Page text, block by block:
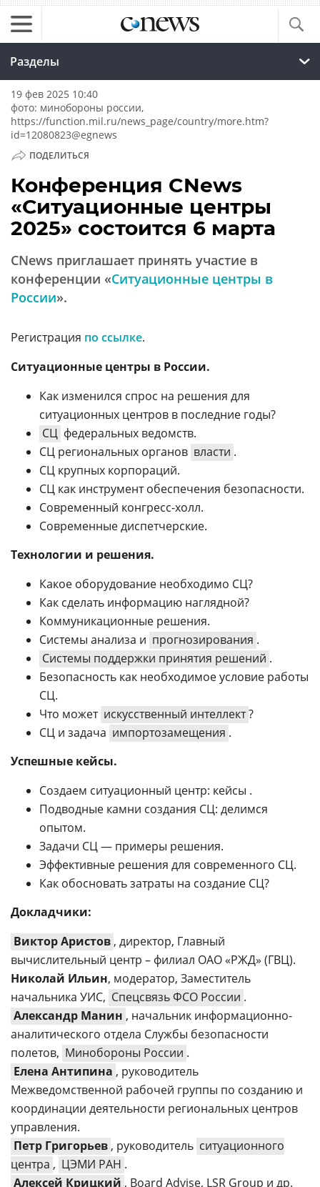
Разделы
19 фев 2025 10:40
фото: минобороны россии,
https://function.mil.ru/news_page/country/more.htm?
id=12080823@egnews
ПОДЕЛИТЬСЯ
Конференция CNews
«Ситуационные центры
2025» состоится 6 марта
CNews приглашает принять участие в
конференции «Ситуационные центры в
России».
Регистрация по ссылке.
Ситуационные центры в России.
Как изменился спрос на решения для
ситуационных центров в последние годы?
СЦ федеральных ведомств.
СЦ региональных органов власти .
СЦ крупных корпораций.
СЦ как инструмент обеспечения безопасности.
Современный конгресс-холл.
Современные диспетчерские.
Технологии и решения.
Какое оборудование необходимо СЦ?
Как сделать информацию наглядной?
Коммуникационные решения.
Системы анализа и прогнозирования .
Системы поддержки принятия решений .
Безопасность как необходимое условие работы
СЦ.
Что может искусственный интеллект?
СЦ и задача импортозамещения .
Успешные кейсы.
Создаем ситуационный центр: кейсы .
Подводные камни создания СЦ: делимся
опытом.
Задачи СЦ — примеры решения.
Эффективные решения для современного СЦ.
Как обосновать затраты на создание СЦ?
Докладчики:
Виктор Аристов , директор, Главный
вычислительный центр – филиал ОАО «РЖД» (ГВЦ).
Николай Ильин, модератор, Заместитель
начальника УИС, Спецсвязь ФСО России .
Александр Манин , начальник информационно-
аналитического отдела Службы безопасности
полетов, Минобороны России .
Елена Антипина , руководитель
Межведомственной рабочей группы по созданию и
координации деятельности региональных центров
управления.
Петр Григорьев , руководитель ситуационного
центра , ЦЭМИ РАН .
Алексей Крицкий , Board Advise, LSR Group и др.